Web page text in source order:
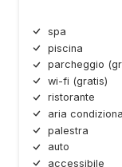
spa
piscina
parcheggio
wi-fi (gratis)
ristorante
aria
palestra
auto
accessibile